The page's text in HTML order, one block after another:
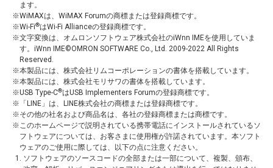
ます。
WiMAXは、WiMAX Forumの商標または登録商標です。
Wi-Fi®はWi-Fi Allianceの登録商標です。
文字変換は、オムロンソフトウェア株式会社のiWnn IMEを使用していま
す。iWnn IME©OMRON SOFTWARE Co., Ltd. 2009-2022 All Rights
Reserved.
本製品には、株式会社リムコーポレーションの書体を搭載しています。
本製品には、株式会社モリサワの書体を搭載しています。
USB Type-C®はUSB Implementers Forumの登録商標です。
「LINE」は、LINE株式会社の商標または登録商標です。
その他の社名および商品名は、各社の登録商標または商標です。
このホームページで説明されている携帯電話にインストールされているソ
フトウェアについては、お客さまに使用権が許諾されています。本ソフト
ウェアのご使用に際しては、以下の点に注意ください。
ソフトウェアのソースコードの全部または一部について、複製、頒布、